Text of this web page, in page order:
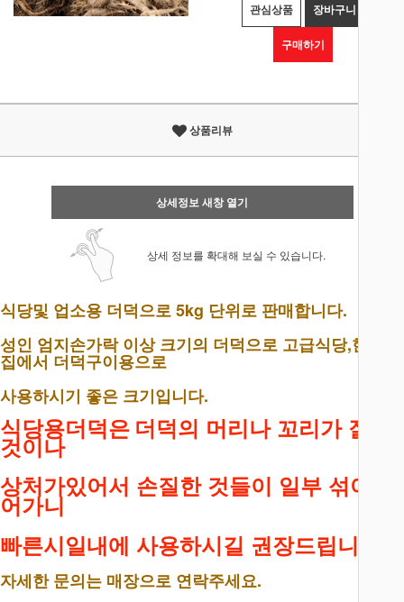
관심상품 장바구니
구매하기
상품리뷰
상세정보 새창 열기
상세 정보를 확대해 보실 수 있습니다.
식당및 업소용 더덕으로 5kg 단위로 판매합니다.
성인 엄지손가락 이상 크기의 더덕으로 고급식당,한정식
집에서 더덕구이용으로
사용하시기 좋은 크기입니다.
식당용더덕은 더덕의 머리나 꼬리가 잘린
것이나
상처가있어서 손질한 것들이 일부 섞여들
어가니
빠른시일내에 사용하시길 권장드립니다.
자세한 문의는 매장으로 연락주세요.